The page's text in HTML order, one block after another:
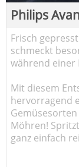
Philips
Frisch
schmeckt
während einer
Mit diesem
hervorragend
Möhren!
ganz einfach